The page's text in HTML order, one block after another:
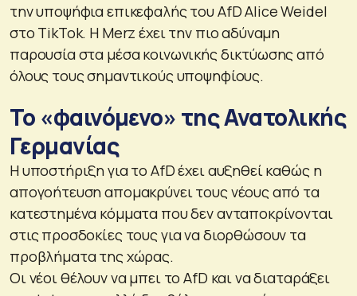
την υποψήφια επικεφαλής του AfD Alice Weidel
στο TikTok. Η Merz έχει την πιο αδύναμη
παρουσία στα μέσα κοινωνικής δικτύωσης από
όλους τους σημαντικούς υποψηφίους.
Το «φαινόμενο» της Ανατολικής
Γερμανίας
Η υποστήριξη για το AfD έχει αυξηθεί καθώς η
απογοήτευση απομακρύνει τους νέους από τα
κατεστημένα κόμματα που δεν ανταποκρίνονται
στις προσδοκίες τους για να διορθώσουν τα
προβλήματα της χώρας.
Οι νέοι θέλουν να μπει το AfD και να διαταράξει